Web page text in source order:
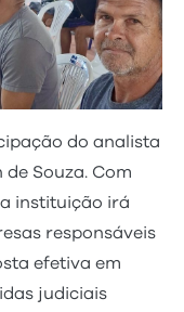
do analista
Souza. Com
instituição irá
responsáveis
efetiva em
judiciais